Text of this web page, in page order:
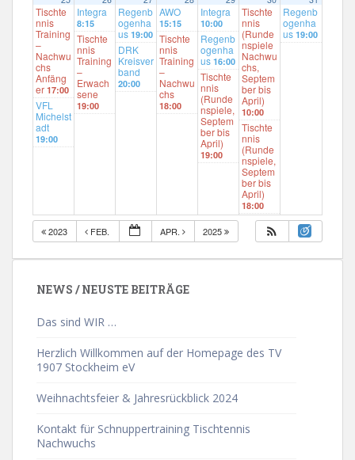
Tischte
nnis
Training
–
Nachwu
chs
Anfäng
er 17:00
VFL
Michelst
adt
19:00
Integra
8:15
Tischte
nnis
Training
–
Erwach
sene
19:00
Regenb
ogenha
us 19:00
DRK
Kreisver
band
20:00
AWO
15:15
Tischte
nnis
Training
–
Nachwu
chs
18:00
Integra
10:00
Regenb
ogenha
us 16:00
Tischte
nnis
(Runde
nspiele,
Septem
ber bis
April)
19:00
Tischte
nnis
(Runde
nspiele
Nachwu
chs,
Septem
ber bis
April)
10:00
Tischte
nnis
(Runde
nspiele,
Septem
ber bis
April)
18:00
Regenb
ogenha
us 19:00
2023 FEB. APR. 2025
NEWS / NEUSTE BEITRÄGE
Das sind WIR …
Herzlich Willkommen auf der Homepage des TV
1907 Stockheim eV
Weihnachtsfeier & Jahresrückblick 2024
Kontakt für Schnuppertraining Tischtennis
Nachwuchs